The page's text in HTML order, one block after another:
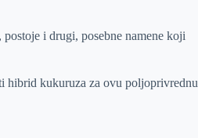
i drugi, posebne namene koji
hibrid kukuruza za ovu poljoprivrednu